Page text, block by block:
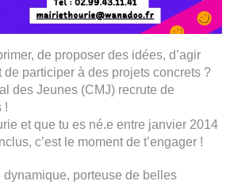
de proposer des idées, d’agir
de participer à des projets concrets ?
des Jeunes (CMJ) recrute de
!
et que tu es né.e entre janvier 2014
c’est le moment de t’engager !
porteuse de belles